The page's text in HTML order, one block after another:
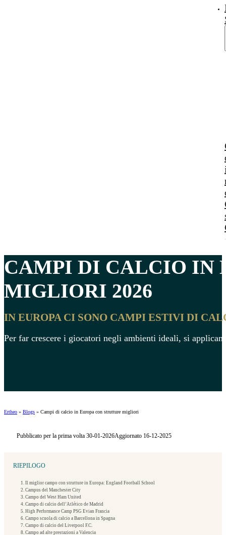
CAMPI DI CALCIO IN
MIGLIORI 2026
IN EUROPA CI SONO CAMPI ESTIVI DI
Per far crescere i giocatori negli ambienti ideali, si
Ertheo » Blogs » Campi di calcio in Europa con strutture migliori
Pubblicato per la prima volta 30-01-2026Aggiornato 16-12-2025
RIEPILOGO
1. Il miglior campo con strutture in Europa: England Football School
2. Campus del Manchester City
3. Campo del West Ham United
4. Campo di calcio dell’Atlético de Madrid
5. High Performance Camp PSG Evian Francia
6. Campo scuola di calcio a Barcellona in Spagna
7. Campo di calcio del Liverpool F.C.
8. Campo ad alte prestazioni a Valencia